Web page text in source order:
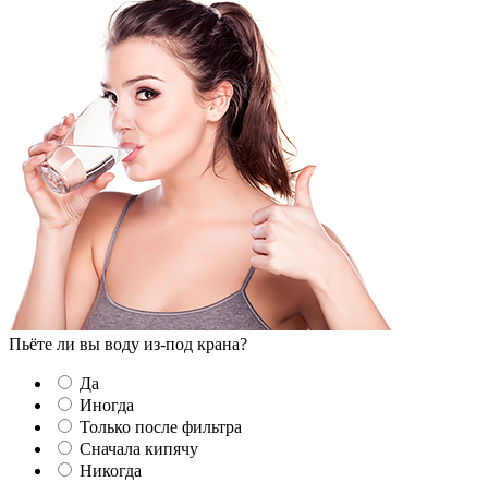
Пьёте ли вы воду из-под крана?
Да
Иногда
Только после фильтра
Сначала кипячу
Никогда